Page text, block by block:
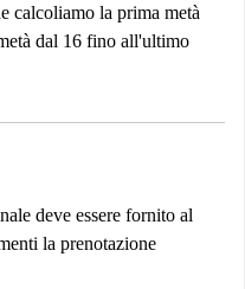
calcoliamo la prima metà
dal 16 fino all'ultimo
deve essere fornito al
la prenotazione